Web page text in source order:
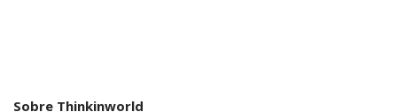
Sobre Thinkinworld